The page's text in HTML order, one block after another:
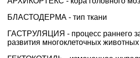
БЛАСТОДЕРМА - тип ткани
ГАСТРУЛЯЦИЯ - процесс раннего
развития многоклеточных животных